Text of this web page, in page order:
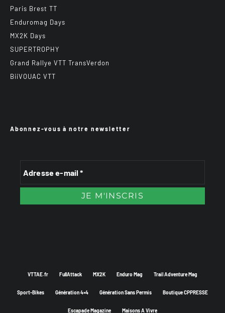
Paris Brest TT
Enduromag Days
MX2K Days
SUPERTROPHY
Grand Rallye VTT TransVerdon
BiiVOUAC VTT
Abonnez-vous à notre newsletter
VTTAE.fr FullAttack MX2K Enduro Mag Trail Adventure Mag
Sport-Bikes Génération 4×4 Génération Sans Permis Boutique CPPRESSE
Escapade Magazine Maisons A Vivre